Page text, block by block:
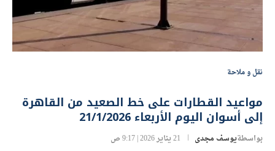
نقل و ملاحة
مواعيد القطارات على خط الصعيد من القاهرة
إلى أسوان اليوم الأربعاء 21/1/2026
بواسطةيوسف مجدى 21 يناير 2026 | 9:17 ص